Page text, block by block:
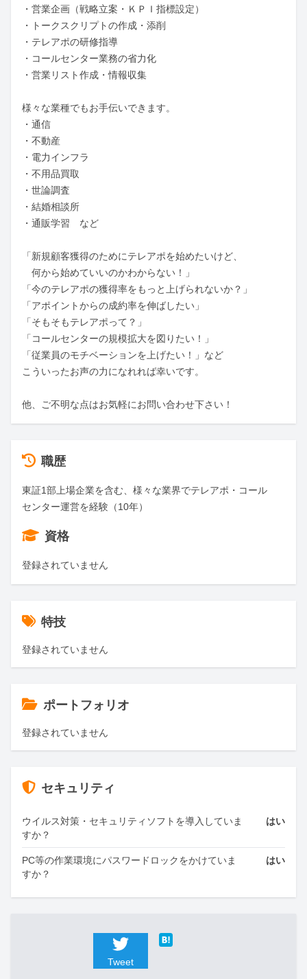
・営業企画（戦略立案・ＫＰＩ指標設定）
・トークスクリプトの作成・添削
・テレアポの研修指導
・コールセンター業務の省力化
・営業リスト作成・情報収集
様々な業種でもお手伝いできます。
・通信
・不動産
・電力インフラ
・不用品買取
・世論調査
・結婚相談所
・通販学習　など
「新規顧客獲得のためにテレアポを始めたいけど、
何から始めていいのかわからない！」
「今のテレアポの獲得率をもっと上げられないか？」
「アポイントからの成約率を伸ばしたい」
「そもそもテレアポって？」
「コールセンターの規模拡大を図りたい！」
「従業員のモチベーションを上げたい！」など
こういったお声の力になれれば幸いです。
他、ご不明な点はお気軽にお問い合わせ下さい！
職歴
東証1部上場企業を含む、様々な業界でテレアポ・コール
センター運営を経験（10年）
資格
登録されていません
特技
登録されていません
ポートフォリオ
登録されていません
セキュリティ
ウイルス対策・セキュリティソフトを導入していま
すか？
はい
PC等の作業環境にパスワードロックをかけていま
すか？
はい
Tweet